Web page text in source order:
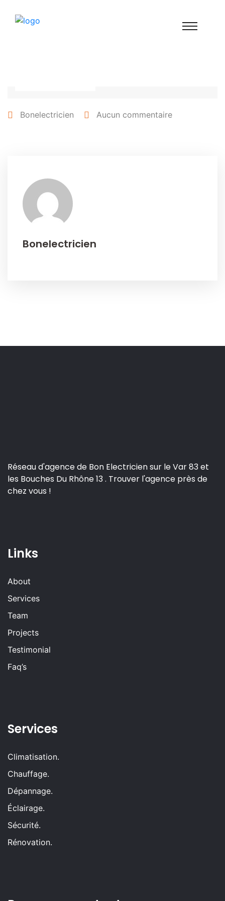
Bonelectricien Aucun commentaire
Bonelectricien
Réseau d'agence de Bon Electricien sur le Var 83 et
les Bouches Du Rhône 13 . Trouver l'agence près de
chez vous !
Links
About
Services
Team
Projects
Testimonial
Faq’s
Services
Climatisation.
Chauffage.
Dépannage.
Éclairage.
Sécurité.
Rénovation.